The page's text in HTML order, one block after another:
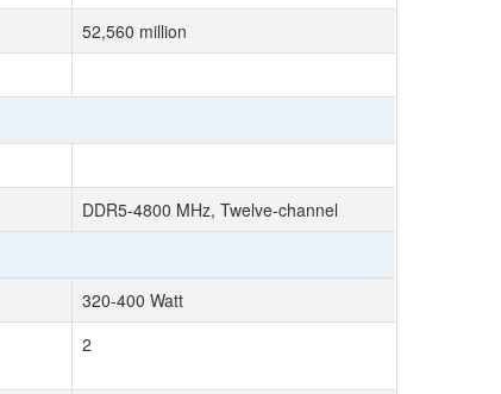
52,560 million
DDR5-4800 MHz, Twelve-channel
320-400 Watt
2